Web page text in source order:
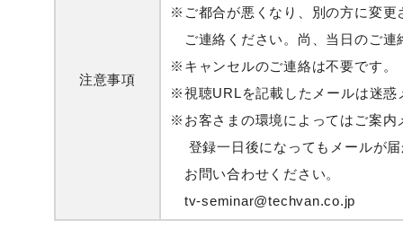
注意事項
※ご都合が悪くなり、別の方に変更
ご連絡ください。尚、当日のご連
※キャンセルのご連絡は不要です。
※視聴URLを記載したメールは迷惑
※お客さまの環境によってはご案内
登録一日後になってもメールが届
お問い合わせください。
tv-seminar@techvan.co.jp